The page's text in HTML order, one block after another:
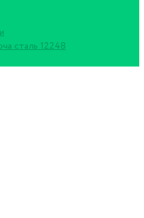
сталь 12248